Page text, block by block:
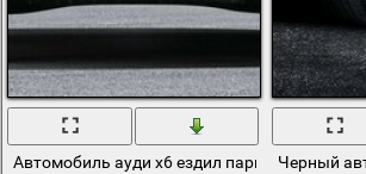
Автомобиль ауди х6 ездил парнишкаЧерный